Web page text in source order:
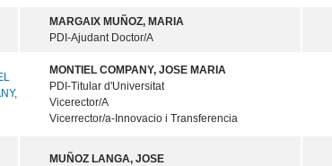
MARGAIX MUÑOZ, MARIA
PDI-Ajudant Doctor/A
MONTIEL COMPANY, JOSE MARIA
PDI-Titular d'Universitat
Vicerector/A
Vicerrector/a-Innovacio i Transferencia
MUÑOZ LANGA, JOSE